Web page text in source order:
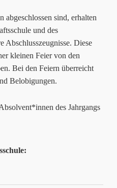
abgeschlossen sind, erhalten
und des
Abschlusszeugnisse. Diese
kleinen Feier von den
Bei den Feiern überreicht
Belobigungen.
des Jahrgangs